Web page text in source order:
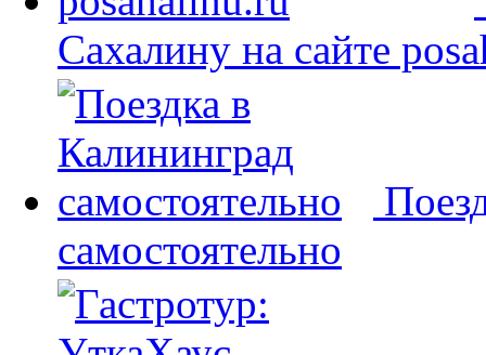
Сахалину на сайте
самостоятельно